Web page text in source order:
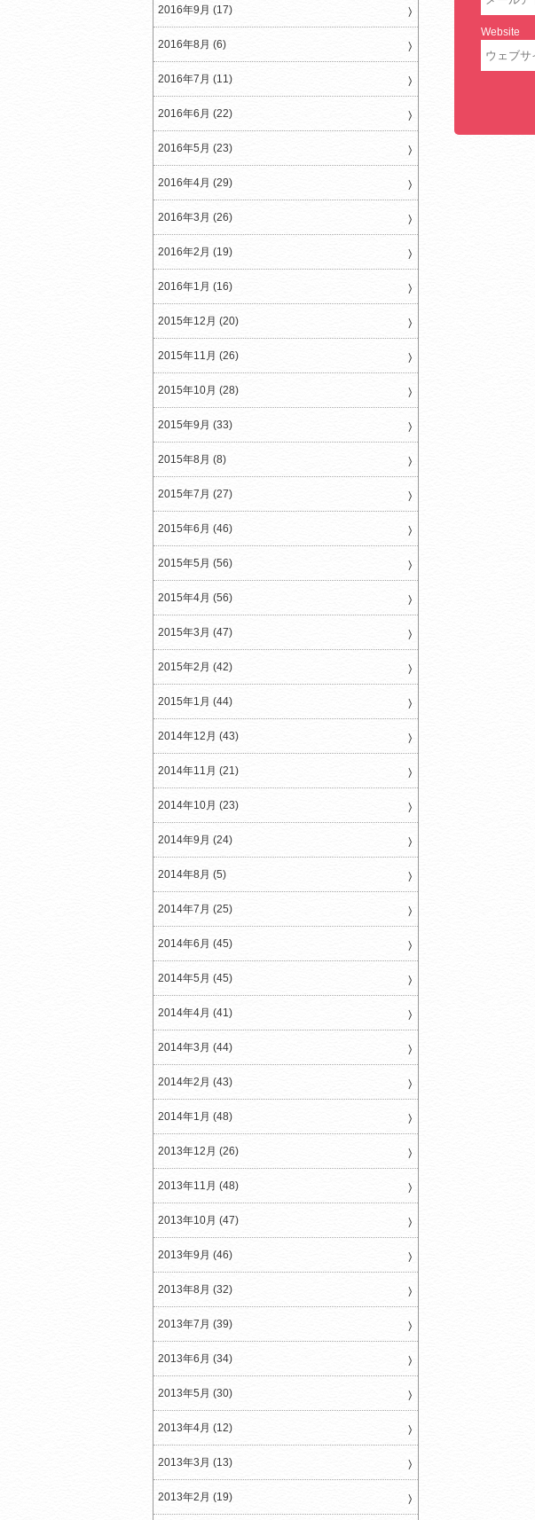
Website
2016年9月 (17)
2016年8月 (6)
2016年7月 (11)
2016年6月 (22)
2016年5月 (23)
2016年4月 (29)
2016年3月 (26)
2016年2月 (19)
2016年1月 (16)
2015年12月 (20)
2015年11月 (26)
2015年10月 (28)
2015年9月 (33)
2015年8月 (8)
2015年7月 (27)
2015年6月 (46)
2015年5月 (56)
2015年4月 (56)
2015年3月 (47)
2015年2月 (42)
2015年1月 (44)
2014年12月 (43)
2014年11月 (21)
2014年10月 (23)
2014年9月 (24)
2014年8月 (5)
2014年7月 (25)
2014年6月 (45)
2014年5月 (45)
2014年4月 (41)
2014年3月 (44)
2014年2月 (43)
2014年1月 (48)
2013年12月 (26)
2013年11月 (48)
2013年10月 (47)
2013年9月 (46)
2013年8月 (32)
2013年7月 (39)
2013年6月 (34)
2013年5月 (30)
2013年4月 (12)
2013年3月 (13)
2013年2月 (19)